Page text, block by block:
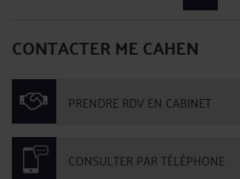
CONTACTER ME CAHEN
PRENDRE RDV EN CABINET
CONSULTER PAR TÉLÉPHONE